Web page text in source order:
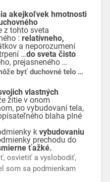
akejkoľvek hmotnosti
z tohto sveta
: relatívneho,
a neporozumení
…do sveta čisto
prejasneného …
byť duchovné telo …
vlastných
žitie v onom
po vybudovaní tela,
blaha plné
k vybudovaniu
prechodu do
ťažké.
osvietiť a vyslobodiť,
som sa podmienkam